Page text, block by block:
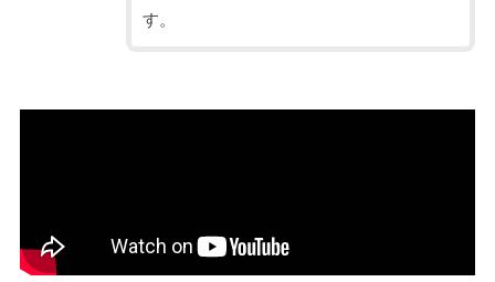
す。